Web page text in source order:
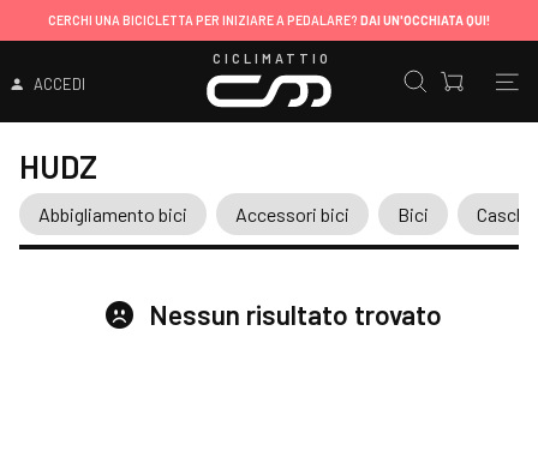
CERCHI UNA BICICLETTA PER INIZIARE A PEDALARE? DAI UN'OCCHIATA QUI!
ACCEDI
CICLIMATTIO
HUDZ
Abbigliamento bici Accessori bici Bici Caschi
Nessun risultato trovato